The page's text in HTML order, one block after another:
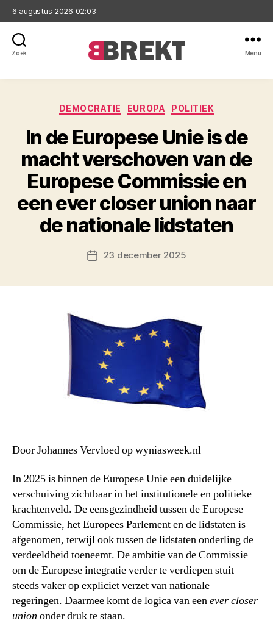
6 augustus 2026 02:03
Zoek Menu
Categorieën
DEMOCRATIE EUROPA POLITIEK
In de Europese Unie is de
macht verschoven van de
Europese Commissie en
een ever closer union naar
de nationale lidstaten
Berichtdatum
23 december 2025
Door Johannes Vervloed op wyniasweek.nl
In 2025 is binnen de Europese Unie een duidelijke
verschuiving zichtbaar in het institutionele en politieke
krachtenveld. De eensgezindheid tussen de Europese
Commissie, het Europees Parlement en de lidstaten is
afgenomen, terwijl ook tussen de lidstaten onderling de
verdeeldheid toeneemt. De ambitie van de Commissie
om de Europese integratie verder te verdiepen stuit
steeds vaker op expliciet verzet van nationale
regeringen. Daarmee komt de logica van eenever closer
union onder druk te staan.